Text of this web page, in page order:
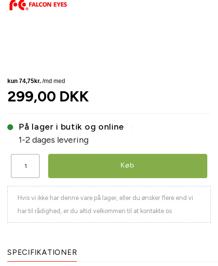
299,00 DKK
På lager i butik og online
1-2 dages levering
Køb
Hvis vi ikke har denne vare på lager, eller du ønsker flere end vi
har til rådighed, er du altid velkommen til at kontakte os
SPECIFIKATIONER